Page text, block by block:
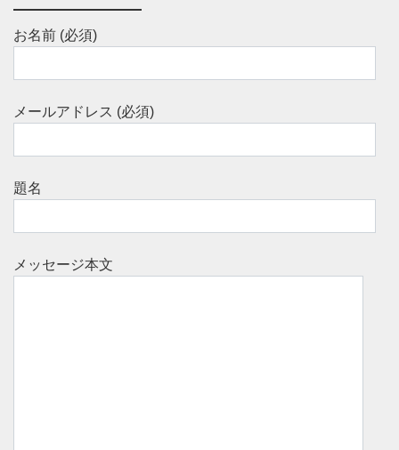
お名前 (必須)
メールアドレス (必須)
題名
メッセージ本文